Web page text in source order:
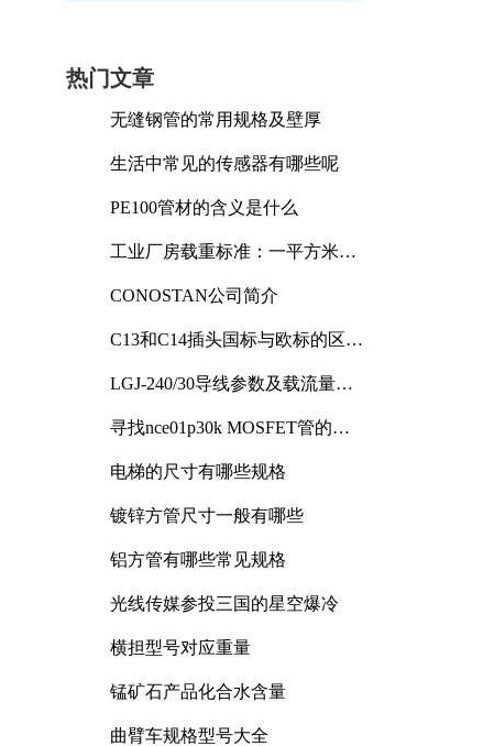
热门文章
无缝钢管的常用规格及壁厚
生活中常见的传感器有哪些呢
PE100管材的含义是什么
工业厂房载重标准：一平方米能
CONOSTAN公司简介
C13和C14插头国标与欧标的区别
LGJ-240/30导线参数及载流量解
寻找nce01p30k MOSFET管的合
电梯的尺寸有哪些规格
镀锌方管尺寸一般有哪些
铝方管有哪些常见规格
光线传媒参投三国的星空爆冷
横担型号对应重量
锰矿石产品化合水含量
曲臂车规格型号大全